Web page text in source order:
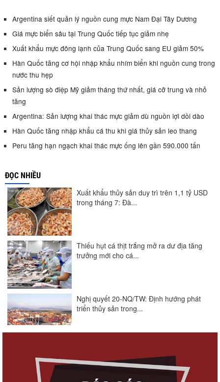
Argentina siết quản lý nguồn cung mực Nam Đại Tây Dương
Giá mực biển sâu tại Trung Quốc tiếp tục giảm nhẹ
Xuất khẩu mực đông lạnh của Trung Quốc sang EU giảm 50%
Hàn Quốc tăng cơ hội nhập khẩu nhím biển khi nguồn cung trong
nước thu hẹp
Sản lượng sò điệp Mỹ giảm tháng thứ nhất, giá cỡ trung và nhỏ
tăng
Argentina: Sản lượng khai thác mực giảm dù nguồn lợi dồi dào
Hàn Quốc tăng nhập khẩu cá thu khi giá thủy sản leo thang
Peru tăng hạn ngạch khai thác mực ống lên gần 590.000 tấn
ĐỌC NHIỀU
Xuất khẩu thủy sản duy trì trên 1,1 tỷ USD
trong tháng 7: Đà...
Thiếu hụt cá thịt trắng mở ra dư địa tăng
trưởng mới cho cá...
Nghị quyết 20-NQ/TW: Định hướng phát
triển thủy sản trong...
(sửa đổi)